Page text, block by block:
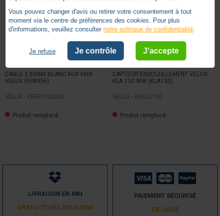
CABLE 2 BRINS BLANC KUX KMX
VELUX (938956)
VELUX - VXPRVX00340
Produit remplacé
CAPTEUR ENSOLEILLEMENT VELUX
KLA 130 WW (KLA130)
VELUX - VXKLA130
Produit remplacé
LIVRAISON EN 48H
GRATUITE DÈS 200 EUROS
PAIEMENT SÉCURISÉ
EN LIGNE
Vous pouvez changer d'avis ou retirer votre consentement à tout
moment via le centre de préférences des cookies. Pour plus
d'informations, veuillez consulter notre politique de confidentialité.
Je refuse Je contrôle J'accepte